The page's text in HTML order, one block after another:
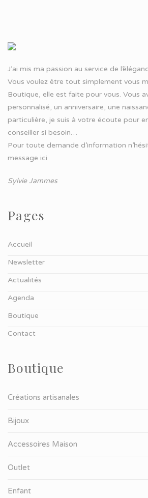
J’ai mis ma passion au service de
Vous voulez être tout simplement vous
Boutique, elle est faite pour vous. Vous
personnalisé, un anniversaire, une
particulière, je suis à votre écoute pour
conseiller si besoin…
Pour toute demande d’information
message ici
Sylvie Jammes
Pages
Accueil
Newsletter
Actualités
Agenda
Boutique
Contact
Boutique
Créations artisanales
Bijoux
Accessoires Maison
Outlet
Enfant